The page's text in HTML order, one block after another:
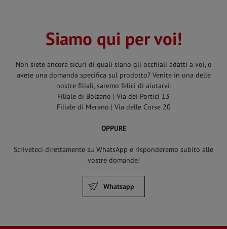
Siamo qui per voi!
Non siete ancora sicuri di quali siano gli occhiali adatti a voi, o
avete una domanda specifica sul prodotto? Venite in una delle
nostre filiali, saremo felici di aiutarvi:
Filiale di Bolzano | Via dei Portici 13
Filiale di Merano | Via delle Corse 20
OPPURE
Scriveteci direttamente su WhatsApp e risponderemo subito alle
vostre domande!
Whatsapp